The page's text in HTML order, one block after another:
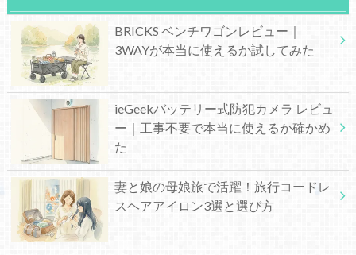
BRICKS ベンチワゴンレビュー｜
3WAYが本当に使えるか試してみた
ieGeekバッテリー式防犯カメラ レビュ
ー｜工事不要で本当に使えるか確かめ
た
妻と娘の母娘旅で活躍！旅行コードレ
スヘアアイロン3選と選び方